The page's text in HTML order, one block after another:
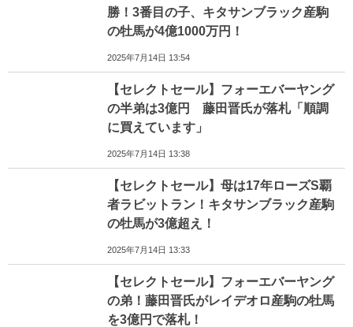
勝！3番目の子、キタサンブラック産駒
の牡馬が4億1000万円！
2025年7月14日 13:54
【セレクトセール】フォーエバーヤング
の半弟は3億円 藤田晋氏が落札「順調
に買えています」
2025年7月14日 13:38
【セレクトセール】母は17年ローズS覇
者ラビットラン！キタサンブラック産駒
の牡馬が3億超え！
2025年7月14日 13:33
【セレクトセール】フォーエバーヤング
の弟！藤田晋氏がレイデオロ産駒の牡馬
を3億円で落札！